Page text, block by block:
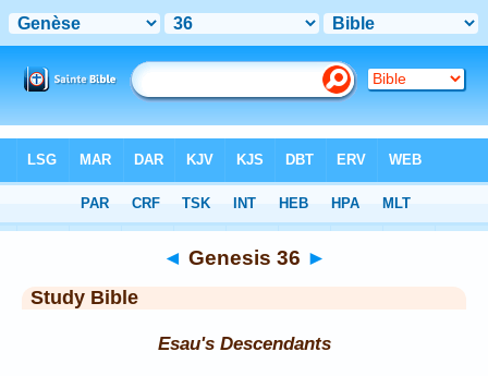
> Genesis 36
◄ Genesis 36 ►
Study Bible
Esau's Descendants